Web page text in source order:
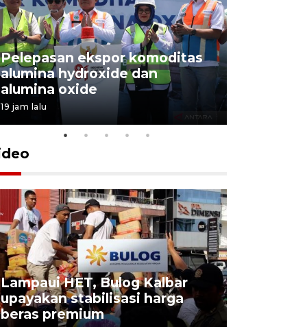
Pelepasan ekspor komoditas
alumina hydroxide dan
alumina oxide
19 jam lalu
Lampaui HET, Bulog Kalbar
upayakan stabilisasi harga
beras premium